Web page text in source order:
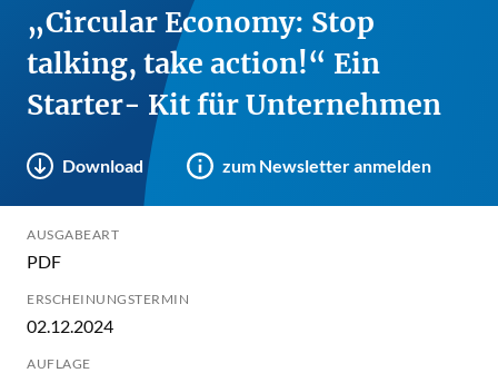
„Circular Economy: Stop
talking, take action!“ Ein
Starter- Kit für Unternehmen
Download zum Newsletter anmelden
AUSGABEART
PDF
ERSCHEINUNGSTERMIN
02.12.2024
AUFLAGE